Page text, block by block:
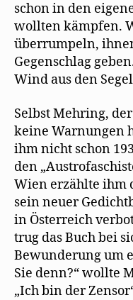
schon in den
wollten kämpfen.
überrumpeln,
Gegenschlag
Wind aus den
Selbst Mehring,
keine Warnungen
ihm nicht schon
den
Wien erzählte ihm
sein neuer
in Österreich
trug das Buch bei
Bewunderung um
Sie denn?“ wollte
„Ich bin der